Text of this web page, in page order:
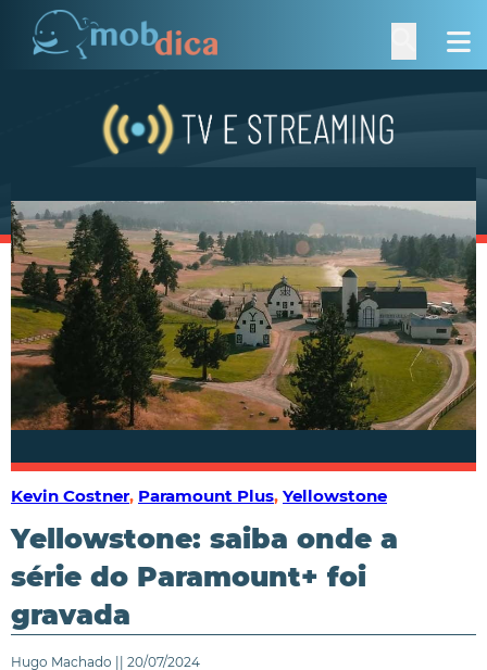
Kevin Costner, Paramount Plus, Yellowstone
Yellowstone: saiba onde a
série do Paramount+ foi
gravada
Hugo Machado || 20/07/2024